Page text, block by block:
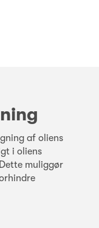
af oliens
i oliens
muliggør